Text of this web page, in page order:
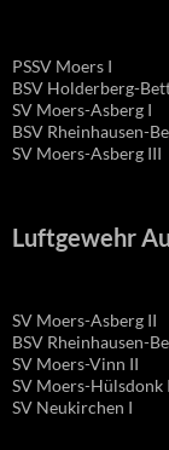
PSSV Moers I
BSV Holderberg-
SV Moers-Asberg I
BSV Rheinhausen-
SV Moers-Asberg III
Luftgewehr
SV Moers-Asberg II
BSV Rheinhausen-
SV Moers-Vinn II
SV Moers-Hülsdonk I
SV Neukirchen I